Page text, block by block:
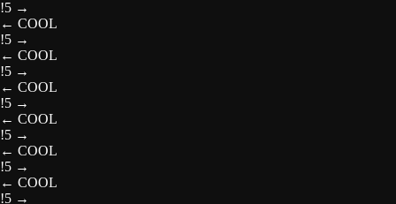
!5 →
← COOL
!5 →
← COOL
!5 →
← COOL
!5 →
← COOL
!5 →
← COOL
!5 →
← COOL
!5 →